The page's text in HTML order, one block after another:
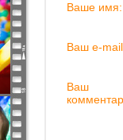
Ваше имя:
Ваш e-
Ваш